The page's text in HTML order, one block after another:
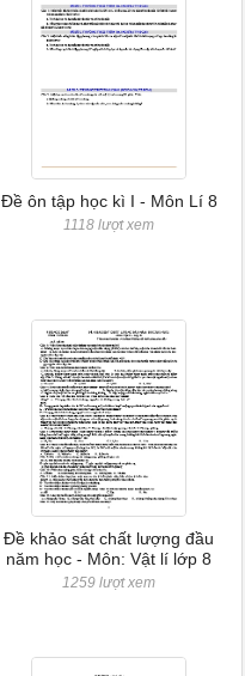
Đề ôn tập học kì I - Môn Lí 8
1118 lượt xem
Đề khảo sát chất lượng đầu
năm học - Môn: Vật lí lớp 8
1259 lượt xem